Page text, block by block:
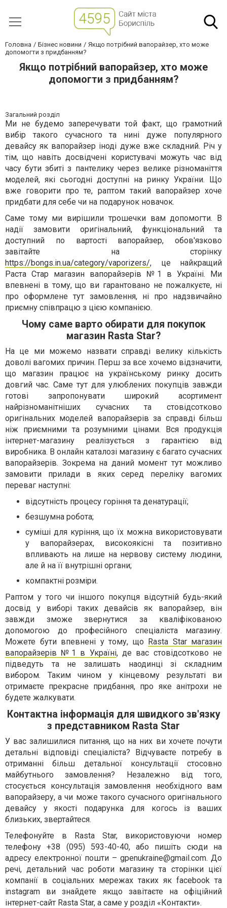
Головна Бізнес новини
Якщо потрібний вапорайзер, хто може
допомогти з придбанням?
Якщо потрібний вапорайзер, хто може
допомогти з придбанням?
Загальний розділ
Ми не будемо заперечувати той факт, що грамотний
вибір такого сучасного та нині дуже популярного
девайсу як вапорайзер іноді дуже вже складний. Річ у
тім, що навіть досвідчені користувачі можуть час від
часу бути збиті з пантелику через велике різноманіття
моделей, які сьогодні доступні на ринку України. Що
вже говорити про те, раптом такий вапорайзер хоче
придбати для себе чи на подарунок новачок.
Саме тому ми вирішили трошечки вам допомогти. В
надії замовити оригінальний, функціональний та
доступний по вартості вапорайзер, обов'язково
завітайте на сторінку
https://bongs.in.ua/category/vaporizers/, це найкращий
Раста Стар магазин вапорайзерів №1 в Україні. Ми
впевнені в тому, що ви гарантовано не пожалкуєте, ні
про оформлене тут замовлення, ні про надзвичайно
приємну співпрацю з цією компанією.
Чому саме варто обирати для покупок
магазин Rasta Star?
На це ми можемо назвати справді велику кількість
доволі вагомих причин. Перш за все хочемо відзначити,
що магазин працює на українському ринку досить
довгий час. Саме тут для улюблених покупців завжди
готові запропонувати широкий асортимент
найрізноманітніших сучасних та стовідсотково
оригінальних моделей вапорайзерів за справді більш
ніж приємними та розумними цінами. Вся продукція
інтернет-магазину реалізується з гарантією від
виробника. В онлайн каталозі магазину є багато сучасних
вапорайзерів. Зокрема на даний момент тут можливо
замовити прилади в яких серед переліку вагомих
переваг наступні:
відсутність процесу горіння та денатурації;
безшумна робота;
суміші для куріння, що їх можна використовувати
у вапорайзерах, високоякісні та позитивно
впливають на лише на нервову систему людини,
але й на її внутрішні органи;
компактні розміри.
Раптом у того чи іншого покупця відсутній будь-який
досвід у виборі таких девайсів як вапорайзер, він
завжди зможе звернутися за кваліфікованою
допомогою до професійного спеціаліста магазину.
Можете бути впевнені у тому, що Rasta Star магазин
вапорайзерів №1 в Україні, де вас стовідсотково не
підведуть та не залишать наодинці зі складним
вибором. Таким чином у кінцевому результаті ви
отримаєте прекрасне придбання, про яке анітрохи не
будете жалкувати.
Контактна інформація для швидкого зв'язку
з представником Rasta Star
У вас залишилися питання, що на них ви хочете почути
детальні відповіді спеціаліста? Відчуваєте потребу в
отриманні більш детальної консультації стосовно
майбутнього замовлення? Незалежно від того,
стосується консультація замовлення необхідного вам
вапорайзеру, а чи може такого сучасного оригінального
девайсу у якості подарунка для когось із ваших
близьких, звертайтеся.
Телефонуйте в Rasta Star, використовуючи номер
телефону +38 (095) 593-40-40, або пишіть сюди на
адресу електронної пошти – gpenukraine@gmail.com. До
речі, детальний час роботи магазину та сторінки цієї
компанії в соціальних мережах таких як facebook та
instagram ви знайдете якщо завітаєте на офіційний
інтернет-сайт Rasta Star, а саме у розділ «Контакти».